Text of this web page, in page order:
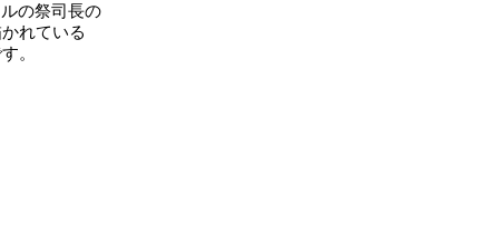
の祭司長の
れている
。